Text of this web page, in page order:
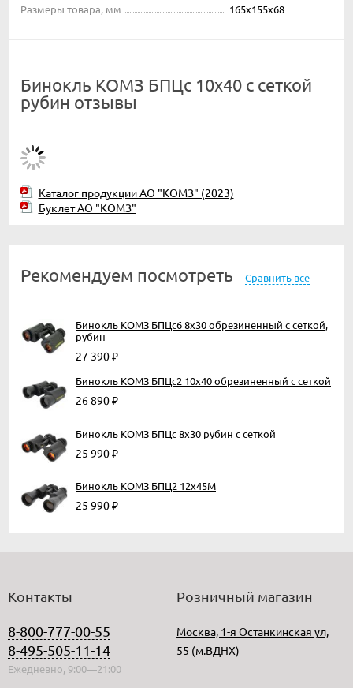
Размеры товара, мм
165х155х68
Бинокль КОМЗ БПЦc 10х40 с сеткой
рубин отзывы
Каталог продукции АО "КОМЗ" (2023)
Буклет АО "КОМЗ"
Рекомендуем посмотреть Сравнить все
Бинокль КОМЗ БПЦc6 8х30 обрезиненный с сеткой,
рубин
27 390₽
Бинокль КОМЗ БПЦc2 10х40 обрезиненный с сеткой
26 890₽
Бинокль КОМЗ БПЦс 8х30 рубин с сеткой
25 990₽
Бинокль КОМЗ БПЦ2 12x45М
25 990₽
Контакты
8-800-777-00-55
8-495-505-11-14
Ежедневно, 9:00—21:00
Розничный магазин
Москва, 1-я Останкинская ул,
55 (м.ВДНХ)